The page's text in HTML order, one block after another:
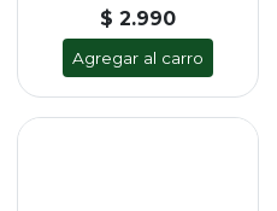
$ 2.990
Agregar al carro